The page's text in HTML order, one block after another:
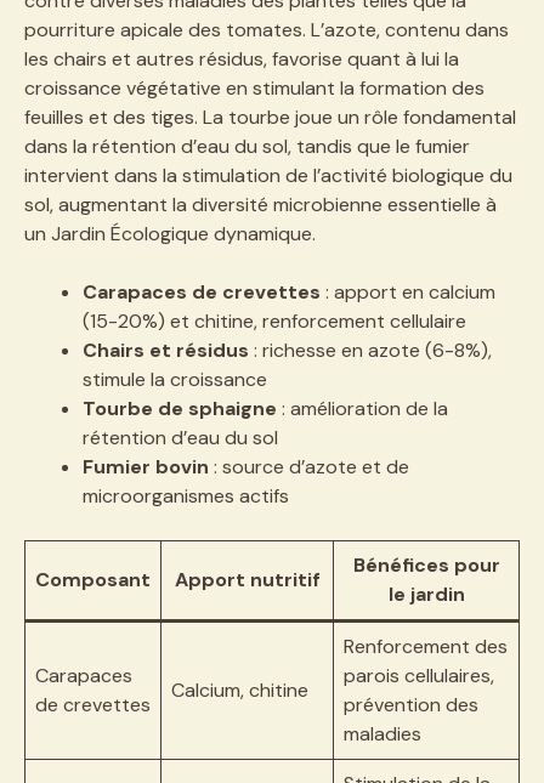
pourriture apicale des tomates. L’azote, contenu dans
les chairs et autres résidus, favorise quant à lui la
croissance végétative en stimulant la formation des
feuilles et des tiges. La tourbe joue un rôle fondamental
dans la rétention d’eau du sol, tandis que le fumier
intervient dans la stimulation de l’activité biologique du
sol, augmentant la diversité microbienne essentielle à
un Jardin Écologique dynamique.
Carapaces de crevettes : apport en calcium
(15-20%) et chitine, renforcement cellulaire
Chairs et résidus : richesse en azote (6-8%),
stimule la croissance
Tourbe de sphaigne : amélioration de la
rétention d’eau du sol
Fumier bovin : source d’azote et de
microorganismes actifs
Composant Apport nutritif
Bénéfices pour
le jardin
Carapaces
de crevettes
Calcium, chitine
Renforcement des
parois cellulaires,
prévention des
maladies